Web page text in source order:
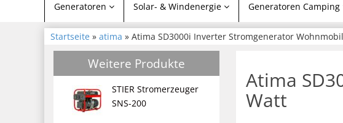
Generatoren Solar- & Windenergie Generatoren Camping
Startseite » atima » Atima SD3000i Inverter Stromgenerator
Weitere Produkte
STIER Stromerzeuger
SNS-200
Atima
Watt